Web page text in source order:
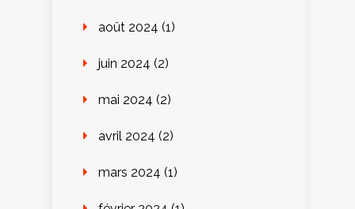
août 2024 (1)
juin 2024 (2)
mai 2024 (2)
avril 2024 (2)
mars 2024 (1)